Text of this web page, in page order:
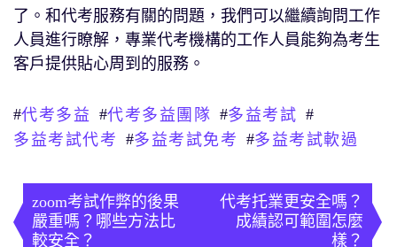
了。和代考服務有關的問題，我們可以繼續詢問工作
人員進行瞭解，專業代考機構的工作人員能夠為考生
客戶提供貼心周到的服務。
#代考多益 #代考多益團隊 #多益考試 #
多益考試代考 #多益考試免考 #多益考試軟過
章
導
zoom考試作弊的後果
嚴重嗎？哪些方法比
較安全？
代考托業更安全嗎？
成績認可範圍怎麼
樣？